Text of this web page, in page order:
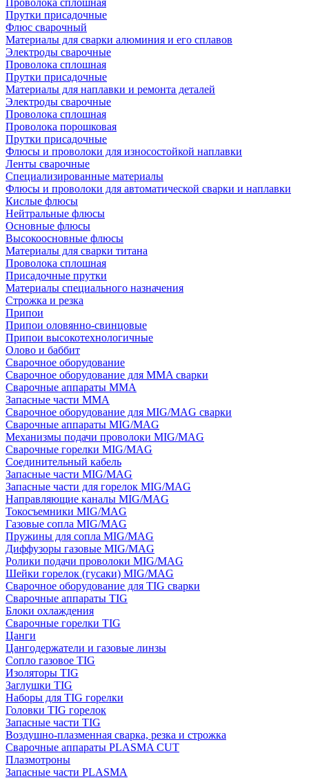
Проволока сплошная
Прутки присадочные
Флюс сварочный
Материалы для сварки алюминия и его сплавов
Электроды сварочные
Проволока сплошная
Прутки присадочные
Материалы для наплавки и ремонта деталей
Электроды сварочные
Проволока сплошная
Проволока порошковая
Прутки присадочные
Флюсы и проволоки для износостойкой наплавки
Ленты сварочные
Специализированные материалы
Флюсы и проволоки для автоматической сварки и наплавки
Кислые флюсы
Нейтральные флюсы
Основные флюсы
Высокоосновные флюсы
Материалы для сварки титана
Проволока сплошная
Присадочные прутки
Материалы специального назначения
Строжка и резка
Припои
Припои оловянно-свинцовые
Припои высокотехнологичные
Олово и баббит
Сварочное оборудование
Сварочное оборудование для MMA сварки
Сварочные аппараты MMA
Запасные части MMA
Сварочное оборудование для MIG/MAG сварки
Сварочные аппараты MIG/MAG
Механизмы подачи проволоки MIG/MAG
Сварочные горелки MIG/MAG
Соединительный кабель
Запасные части MIG/MAG
Запасные части для горелок MIG/MAG
Направляющие каналы MIG/MAG
Токосъемники MIG/MAG
Газовые сопла MIG/MAG
Пружины для сопла MIG/MAG
Диффузоры газовые MIG/MAG
Ролики подачи проволоки MIG/MAG
Шейки горелок (гусаки) MIG/MAG
Сварочное оборудование для TIG сварки
Сварочные аппараты TIG
Блоки охлаждения
Сварочные горелки TIG
Цанги
Цангодержатели и газовые линзы
Сопло газовое TIG
Изоляторы TIG
Заглушки TIG
Наборы для TIG горелки
Головки TIG горелок
Запасные части TIG
Воздушно-плазменная сварка, резка и строжка
Сварочные аппараты PLASMA CUT
Плазмотроны
Запасные части PLASMA